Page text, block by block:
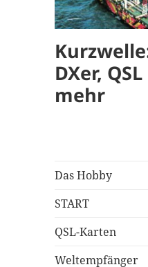
DXer,
mehr
Das Hobby
START
QSL-Karten
Weltempfänger